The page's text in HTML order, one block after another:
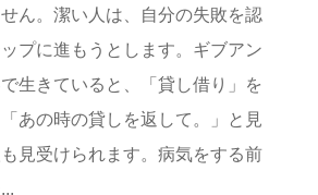
ん。潔い人は、自分の失敗を認
プに進もうとします。ギブアン
生きていると、「貸し借り」を
あの時の貸しを返して。」と見
見受けられます。病気をする前